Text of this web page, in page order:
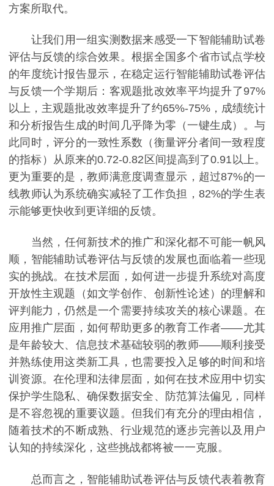
方案所取代。
让我们用一组实测数据来感受一下智能辅助试卷
评估与反馈的综合效果。根据全国多个省市试点学校
的年度统计报告显示，在稳定运行智能辅助试卷评估
与反馈一个学期后：客观题批改效率平均提升了97%
以上，主观题批改效率提升了约65%-75%，成绩统计
和分析报告生成的时间几乎降为零（一键生成）。与
此同时，评分的一致性系数（衡量评分者间一致程度
的指标）从原来的0.72-0.82区间提高到了0.91以上。
更为重要的是，教师满意度调查显示，超过87%的一
线教师认为系统确实减轻了工作负担，82%的学生表
示能够更快收到更详细的反馈。
当然，任何新技术的推广和深化都不可能一帆风
顺，智能辅助试卷评估与反馈的发展也面临着一些现
实的挑战。在技术层面，如何进一步提升系统对高度
开放性主观题（如文学创作、创新性论述）的理解和
评判能力，仍然是一个需要持续攻关的核心课题。在
应用推广层面，如何帮助更多的教育工作者——尤其
是年龄较大、信息技术基础较弱的教师——顺利接受
并熟练使用这类新工具，也需要投入足够的时间和培
训资源。在伦理和法律层面，如何在技术应用中切实
保护学生隐私、确保数据安全、防范算法偏见，同样
是不容忽视的重要议题。但我们有充分的理由相信，
随着技术的不断成熟、行业规范的逐步完善以及用户
认知的持续深化，这些挑战都将被一一克服。
总而言之，智能辅助试卷评估与反馈代表着教育